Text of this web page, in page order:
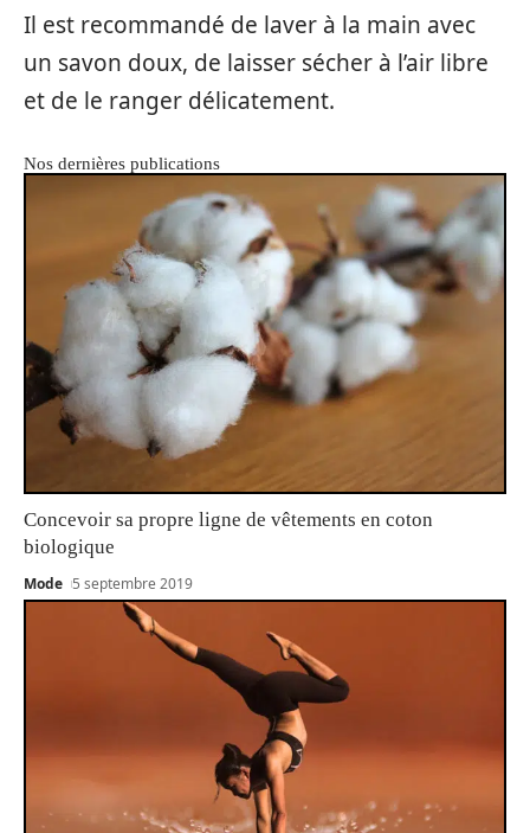
Il est recommandé de laver à la main avec
un savon doux, de laisser sécher à l’air libre
et de le ranger délicatement.
Nos dernières publications
Concevoir sa propre ligne de vêtements en coton
biologique
Mode 5 septembre 2019